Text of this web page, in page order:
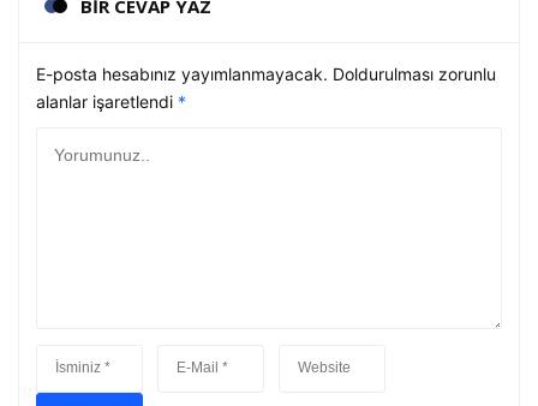
BİR CEVAP YAZ
E-posta hesabınız yayımlanmayacak. Doldurulması zorunlu
alanlar işaretlendi *